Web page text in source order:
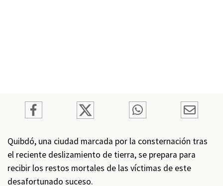
Quibdó, una ciudad marcada por la consternación tras
el reciente deslizamiento de tierra, se prepara para
recibir los restos mortales de las víctimas de este
desafortunado suceso.